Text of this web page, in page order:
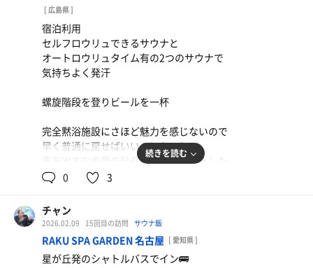
この環境は変わらないです
年に数回、故障して利用できず
残念な気持ちになるので
良いマンガとマッサージチェアで
気分よく着地
もう久々の外の風呂だったので
心と身体がほぐれる
サウナ室一部が張り替え🆕
無音で寂しい時間があるので
[ 広島県 ]
宿泊利用
セルフロウリュできるサウナと
オートロウリュタイム有の2つのサウナで
気持ちよく発汗
螺旋階段を登りビールを一杯
完全黙浴施設にさほど魅力を感じないので
早く普通に戻せばいいのになーと
声を出すなの意の貼り紙を見て思いました
続きを読む
0 3
チャン
2026.02.09 15回目の訪問 サウナ飯
RAKU SPA GARDEN 名古屋 [ 愛知県 ]
星が丘発のシャトルバスでイン🚌